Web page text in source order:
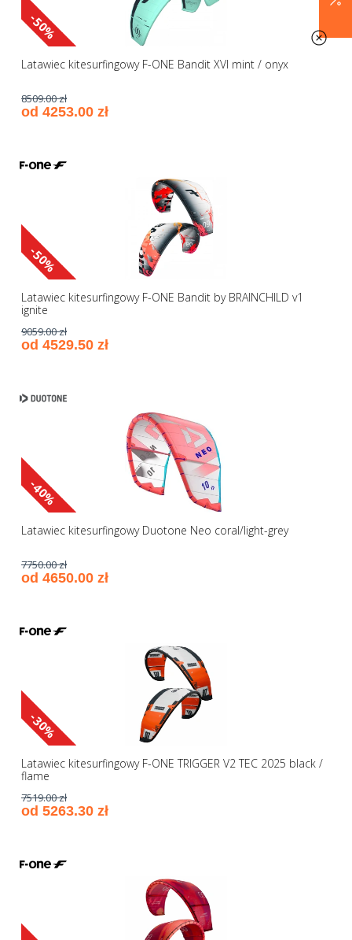
-50%
Latawiec kitesurfingowy F-ONE Bandit XVI mint / onyx
8509.00 zł
od 4253.00 zł
-50%
Latawiec kitesurfingowy F-ONE Bandit by BRAINCHILD v1
ignite
9059.00 zł
od 4529.50 zł
-40%
Latawiec kitesurfingowy Duotone Neo coral/light-grey
7750.00 zł
od 4650.00 zł
-30%
Latawiec kitesurfingowy F-ONE TRIGGER V2 TEC 2025 black /
flame
7519.00 zł
od 5263.30 zł